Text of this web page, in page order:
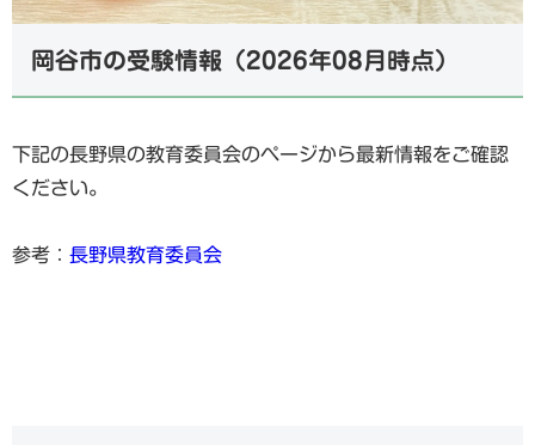
岡谷市の受験情報（2026年08月時点）
下記の長野県の教育委員会のページから最新情報をご確認
ください。
参考： 長野県教育委員会